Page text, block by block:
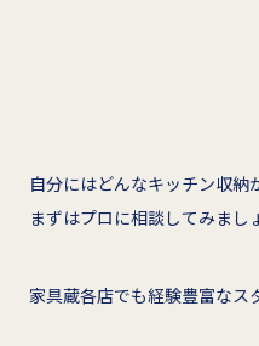
自分にはどんなキッチン収納
まずはプロに相談してみまし
家具蔵各店でも経験豊富なス